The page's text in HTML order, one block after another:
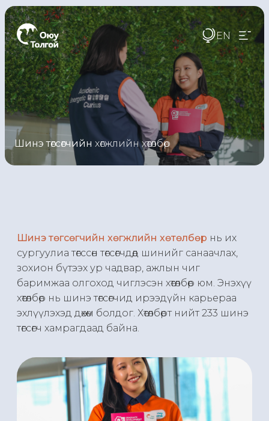
EN
Шинэ төгсөгчийн хөгжлийн хөтөлбөр
Шинэ төгсөгчийн хөгжлийн хөтөлбөр нь их
сургуулиа төгссөн төгсөгчдөд шинийг санаачлах,
зохион бүтээх ур чадвар, ажлын чиг
баримжаа олгоход чиглэсэн хөтөлбөр юм. Энэхүү
хөтөлбөр нь шинэ төгсөгчид ирээдүйн карьераа
эхлүүлэхэд дөхөм болдог. Хөтөлбөрт нийт 233 шинэ
төгсөгч хамрагдаад байна.